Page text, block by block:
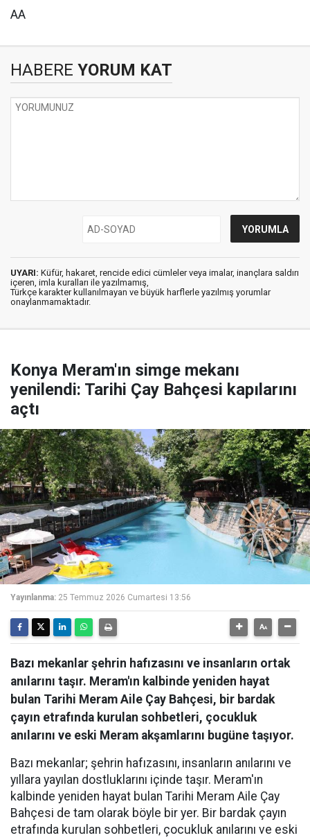
AA
HABERE YORUM KAT
UYARI: Küfür, hakaret, rencide edici cümleler veya imalar, inançlara saldırı
içeren, imla kuralları ile yazılmamış,
Türkçe karakter kullanılmayan ve büyük harflerle yazılmış yorumlar
onaylanmamaktadır.
Konya Meram'ın simge mekanı
yenilendi: Tarihi Çay Bahçesi kapılarını
açtı
Yayınlanma: 25 Temmuz 2026 Cumartesi 13:56
Bazı mekanlar şehrin hafızasını ve insanların ortak
anılarını taşır. Meram'ın kalbinde yeniden hayat
bulan Tarihi Meram Aile Çay Bahçesi, bir bardak
çayın etrafında kurulan sohbetleri, çocukluk
anılarını ve eski Meram akşamlarını bugüne taşıyor.
Bazı mekanlar; şehrin hafızasını, insanların anılarını ve
yıllara yayılan dostluklarını içinde taşır. Meram'ın
kalbinde yeniden hayat bulan Tarihi Meram Aile Çay
Bahçesi de tam olarak böyle bir yer. Bir bardak çayın
etrafında kurulan sohbetleri, çocukluk anılarını ve eski